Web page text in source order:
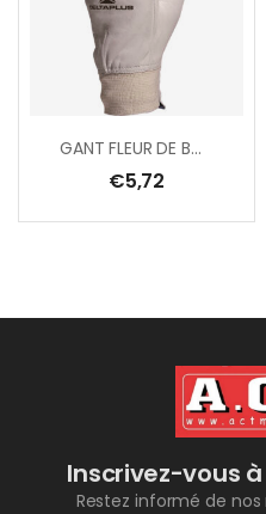
GANT FLEUR DE BOVIN GRIS POIGNET LATEX
€5,72
Inscrivez-vous
Restez informé de